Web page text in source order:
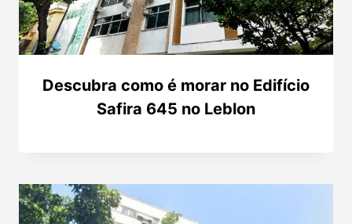
Descubra como é morar no Edifício
Safira 645 no Leblon